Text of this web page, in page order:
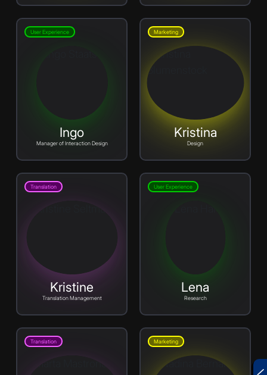
User Experience
Ingo
Manager of Interaction Design
Marketing
Kristina
Design
Translation
Kristine
Translation Management
User Experience
Lena
Research
Translation Marketing